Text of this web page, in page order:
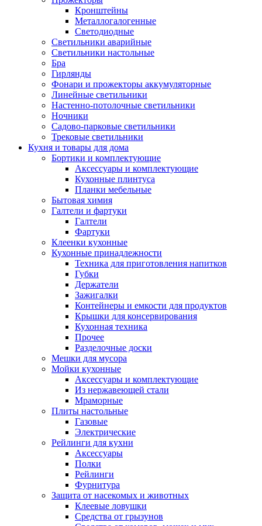
Кронштейны
Металлогалогенные
Светодиодные
Светильники аварийные
Светильники настольные
Бра
Гирлянды
Фонари и прожекторы аккумуляторные
Линейные светильники
Настенно-потолочные светильники
Ночники
Садово-парковые светильники
Трековые светильники
Кухня и товары для дома
Бортики и комплектующие
Аксессуары и комплектующие
Кухонные плинтуса
Планки мебельные
Бытовая химия
Галтели и фартуки
Галтели
Фартуки
Клеенки кухонные
Кухонные принадлежности
Техника для приготовления напитков
Губки
Держатели
Зажигалки
Контейнеры и емкости для продуктов
Крышки для консервирования
Кухонная техника
Прочее
Разделочные доски
Мешки для мусора
Мойки кухонные
Аксессуары и комплектующие
Из нержавеющей стали
Мраморные
Плиты настольные
Газовые
Электрические
Рейлинги для кухни
Аксессуары
Полки
Рейлинги
Фурнитура
Защита от насекомых и животных
Клеевые ловушки
Средства от грызунов